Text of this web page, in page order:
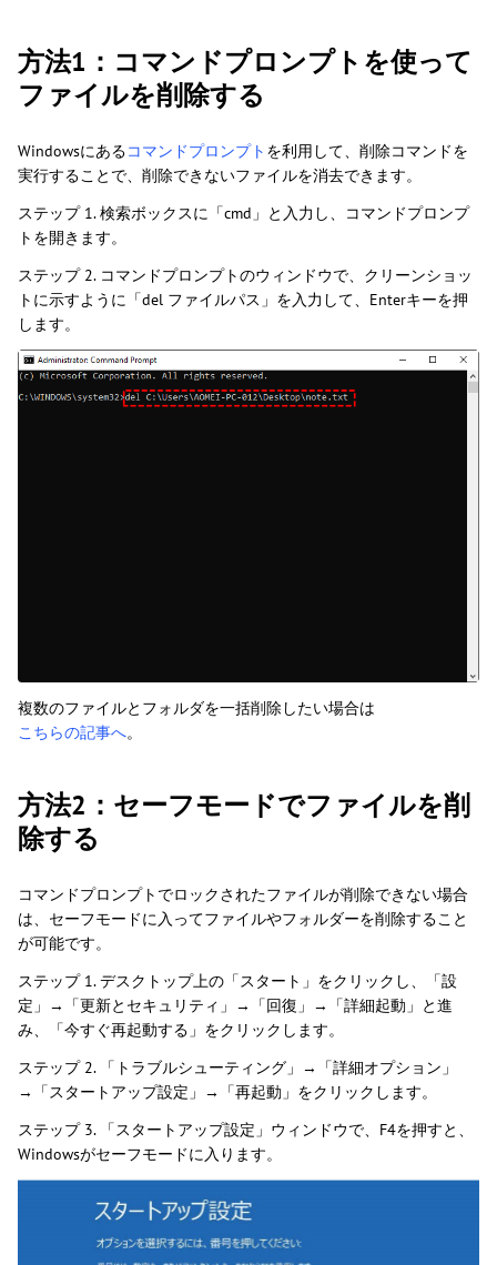
方法1：コマンドプロンプトを使って
ファイルを削除する
Windowsにあるコマンドプロンプト を利用して、削除コマンドを
実行することで、削除できないファイルを消去できます。
ステップ 1. 検索ボックスに「cmd」と入力し、コマンドプロンプ
トを開きます。
ステップ 2. コマンドプロンプトのウィンドウで、クリーンショッ
トに示すように「del ファイルパス」を入力して、Enterキーを押
します。
複数のファイルとフォルダを一括削除したい場合は
こちらの記事へ。
方法2：セーフモードでファイルを削
除する
コマンドプロンプトでロックされたファイルが削除できない場合
は、セーフモードに入ってファイルやフォルダーを削除すること
が可能です。
ステップ 1. デスクトップ上の「スタート」をクリックし、「設
定」→「更新とセキュリティ」→「回復」→「詳細起動」と進
み、「今すぐ再起動する」をクリックします。
ステップ 2. 「トラブルシューティング」→「詳細オプション」
→「スタートアップ設定」→「再起動」をクリックします。
ステップ 3. 「スタートアップ設定」ウィンドウで、F4を押すと、
Windowsがセーフモードに入ります。